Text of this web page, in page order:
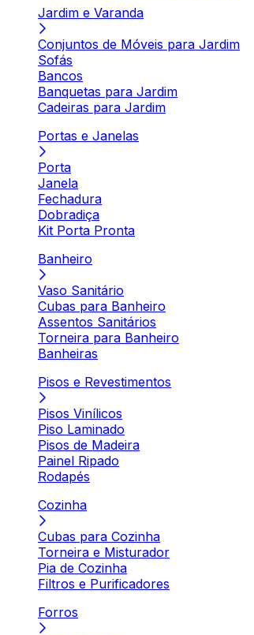
Jardim e Varanda
Conjuntos de Móveis para Jardim
Sofás
Bancos
Banquetas para Jardim
Cadeiras para Jardim
Portas e Janelas
Porta
Janela
Fechadura
Dobradiça
Kit Porta Pronta
Banheiro
Vaso Sanitário
Cubas para Banheiro
Assentos Sanitários
Torneira para Banheiro
Banheiras
Pisos e Revestimentos
Pisos Vinílicos
Piso Laminado
Pisos de Madeira
Painel Ripado
Rodapés
Cozinha
Cubas para Cozinha
Torneira e Misturador
Pia de Cozinha
Filtros e Purificadores
Forros